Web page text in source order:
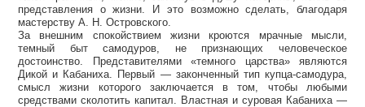
представления о жизни. И это возможно сделать, благодаря
мастерству А. Н. Островского.
За внешним спокойствием жизни кроются мрачные мысли,
темный быт самодуров, не признающих человеческое
достоинство. Представителями «темного царства» являются
Дикой и Кабаниха. Первый — законченный тип купца-самодура,
смысл жизни которого заключается в том, чтобы любыми
средствами сколотить капитал. Властная и суровая Кабаниха —